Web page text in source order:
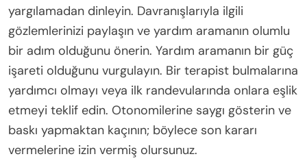
yargılamadan dinleyin. Davranışlarıyla ilgili
gözlemlerinizi paylaşın ve yardım aramanın olumlu
bir adım olduğunu önerin. Yardım aramanın bir güç
işareti olduğunu vurgulayın. Bir terapist bulmalarına
yardımcı olmayı veya ilk randevularında onlara eşlik
etmeyi teklif edin. Otonomilerine saygı gösterin ve
baskı yapmaktan kaçının; böylece son kararı
vermelerine izin vermiş olursunuz.